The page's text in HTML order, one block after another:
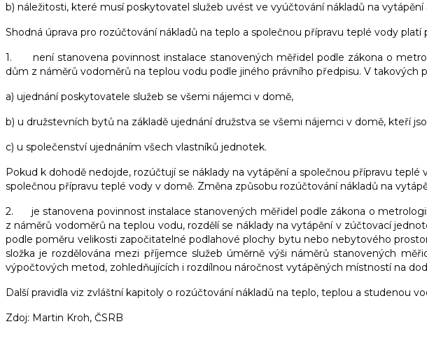
b) náležitosti, které musí poskytovatel služeb uvést ve vyúčtování nákladů na
Shodná úprava pro rozúčtování nákladů na teplo a společnou přípravu teplé vody platí
1. není stanovena povinnost instalace stanovených měřidel podle zákona o
dům z náměrů vodoměrů na teplou vodu podle jiného právního předpisu. V takových
a) ujednání poskytovatele služeb se všemi nájemci v domě,
b) u družstevních bytů na základě ujednání družstva se všemi nájemci v domě, kteří
c) u společenství ujednáním všech vlastníků jednotek.
Pokud k dohodě nedojde, rozúčtují se náklady na vytápění a společnou přípravu
společnou přípravu teplé vody v domě. Změna způsobu rozúčtování nákladů na
2. je stanovena povinnost instalace stanovených měřidel podle zákona o
z náměrů vodoměrů na teplou vodu, rozdělí se náklady na vytápění v zúčtovací
podle poměru velikosti započitatelné podlahové plochy bytu nebo nebytového
složka je rozdělována mezi příjemce služeb úměrně výši náměrů stanovených
výpočtových metod, zohledňujících i rozdílnou náročnost vytápěných místností na
Další pravidla viz zvláštní kapitoly o rozúčtování nákladů na teplo, teplou a studenou
Zdoj: Martin Kroh, ČSRB